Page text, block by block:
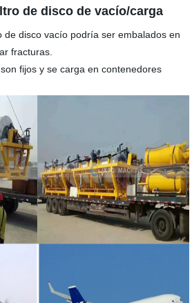
de disco de vacío/carga
de disco vacío podría ser embalados en
fracturas.
fijos y se carga en contenedores